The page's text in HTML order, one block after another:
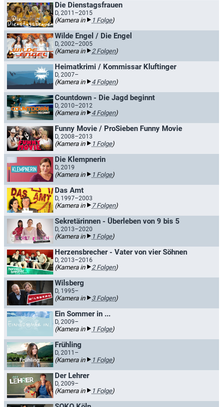
Die Dienstagsfrauen
D, 2011–2015
(Kamera in 1 Folge)
Wilde Engel / Die Engel
D, 2002–2005
(Kamera in 2 Folgen)
Heimatkrimi / Kommissar Kluftinger
D, 2007–
(Kamera in 4 Folgen)
Countdown - Die Jagd beginnt
D, 2010–2012
(Kamera in 4 Folgen)
Funny Movie / ProSieben Funny Movie
D, 2008–2013
(Kamera in 1 Folge)
Die Klempnerin
D, 2019
(Kamera in 1 Folge)
Das Amt
D, 1997–2003
(Kamera in 7 Folgen)
Sekretärinnen - Überleben von 9 bis 5
D, 2013–2020
(Kamera in 1 Folge)
Herzensbrecher - Vater von vier Söhnen
D, 2013–2016
(Kamera in 2 Folgen)
Wilsberg
D, 1995–
(Kamera in 3 Folgen)
Ein Sommer in ...
D, 2009–
(Kamera in 1 Folge)
Frühling
D, 2011–
(Kamera in 1 Folge)
Der Lehrer
D, 2009–
(Kamera in 1 Folge)